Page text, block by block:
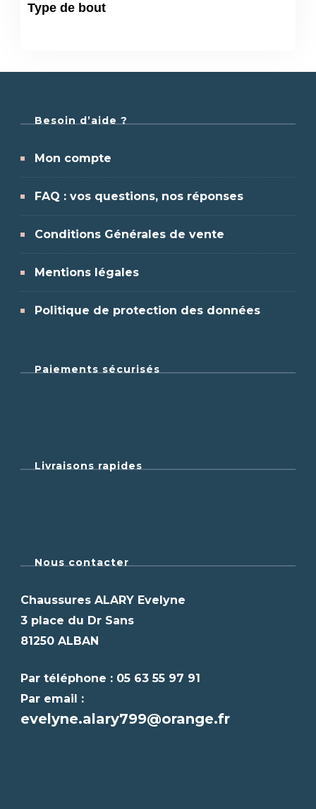
Type de bout
Besoin d’aide ?
Mon compte
FAQ : vos questions, nos réponses
Conditions Générales de vente
Mentions légales
Politique de protection des données
Paiements sécurisés
Livraisons rapides
Nous contacter
Chaussures ALARY Evelyne
3 place du Dr Sans
81250 ALBAN
Par téléphone : 05 63 55 97 91
Par email :
evelyne.alary799@orange.fr